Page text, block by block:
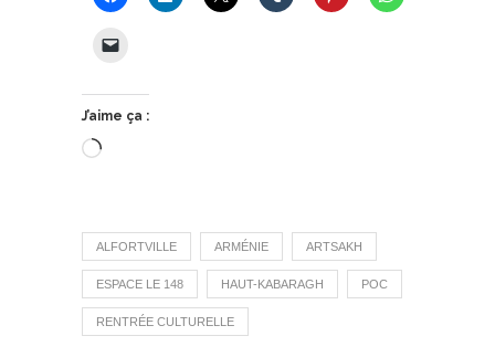
J’aime ça :
Chargement…
ALFORTVILLE ARMÉNIE ARTSAKH
ESPACE LE 148 HAUT-KABARAGH POC
RENTRÉE CULTURELLE